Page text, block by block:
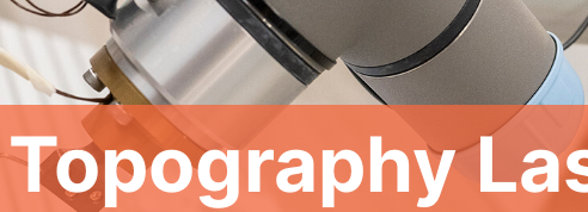
Topography